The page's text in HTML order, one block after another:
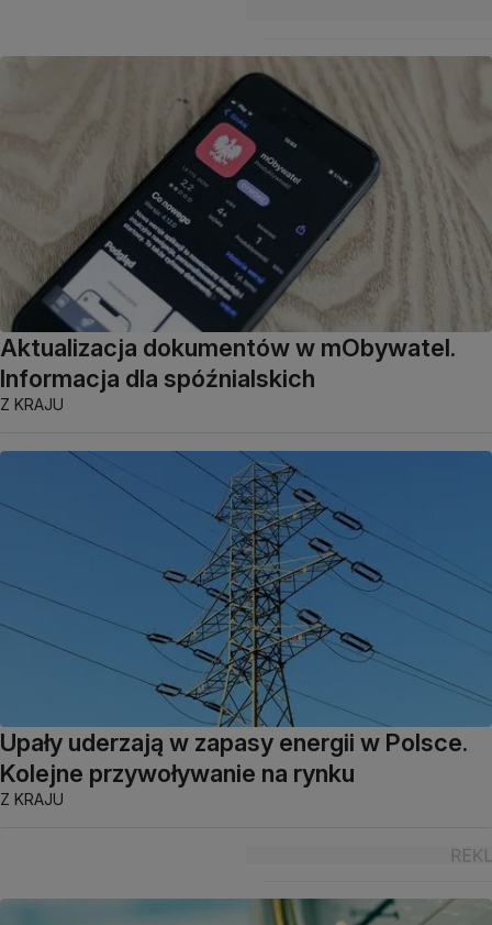
Aktualizacja dokumentów w mObywatel.
Informacja dla spóźnialskich
Z KRAJU
Upały uderzają w zapasy energii w Polsce.
Kolejne przywoływanie na rynku
Z KRAJU